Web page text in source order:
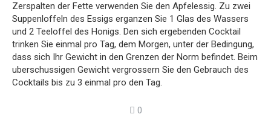
Zerspalten der Fette verwenden Sie den Apfelessig. Zu zwei
Suppenloffeln des Essigs erganzen Sie 1 Glas des Wassers
und 2 Teeloffel des Honigs. Den sich ergebenden Cocktail
trinken Sie einmal pro Tag, dem Morgen, unter der Bedingung,
dass sich Ihr Gewicht in den Grenzen der Norm befindet. Beim
uberschussigen Gewicht vergrossern Sie den Gebrauch des
Cocktails bis zu 3 einmal pro den Tag.
0